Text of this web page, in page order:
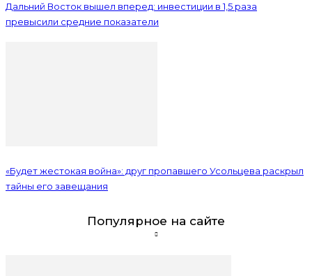
Дальний Восток вышел вперед: инвестиции в 1,5 раза
превысили средние показатели
«Будет жестокая война»: друг пропавшего Усольцева раскрыл
тайны его завещания
Популярное на сайте